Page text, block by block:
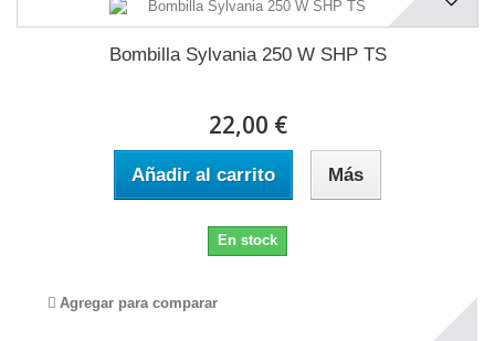
Bombilla Sylvania 250 W SHP TS
22,00 €
Añadir al carrito Más
En stock
Agregar para comparar